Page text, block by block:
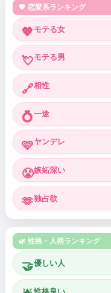
💗 恋愛系ランキング
💖 モテる女
💘モテる男
🔗相性
💍一途
🩷ヤンデレ
😤嫉妬深い
🫶独占欲
🌿 性格・人柄ランキング
🤝優しい人